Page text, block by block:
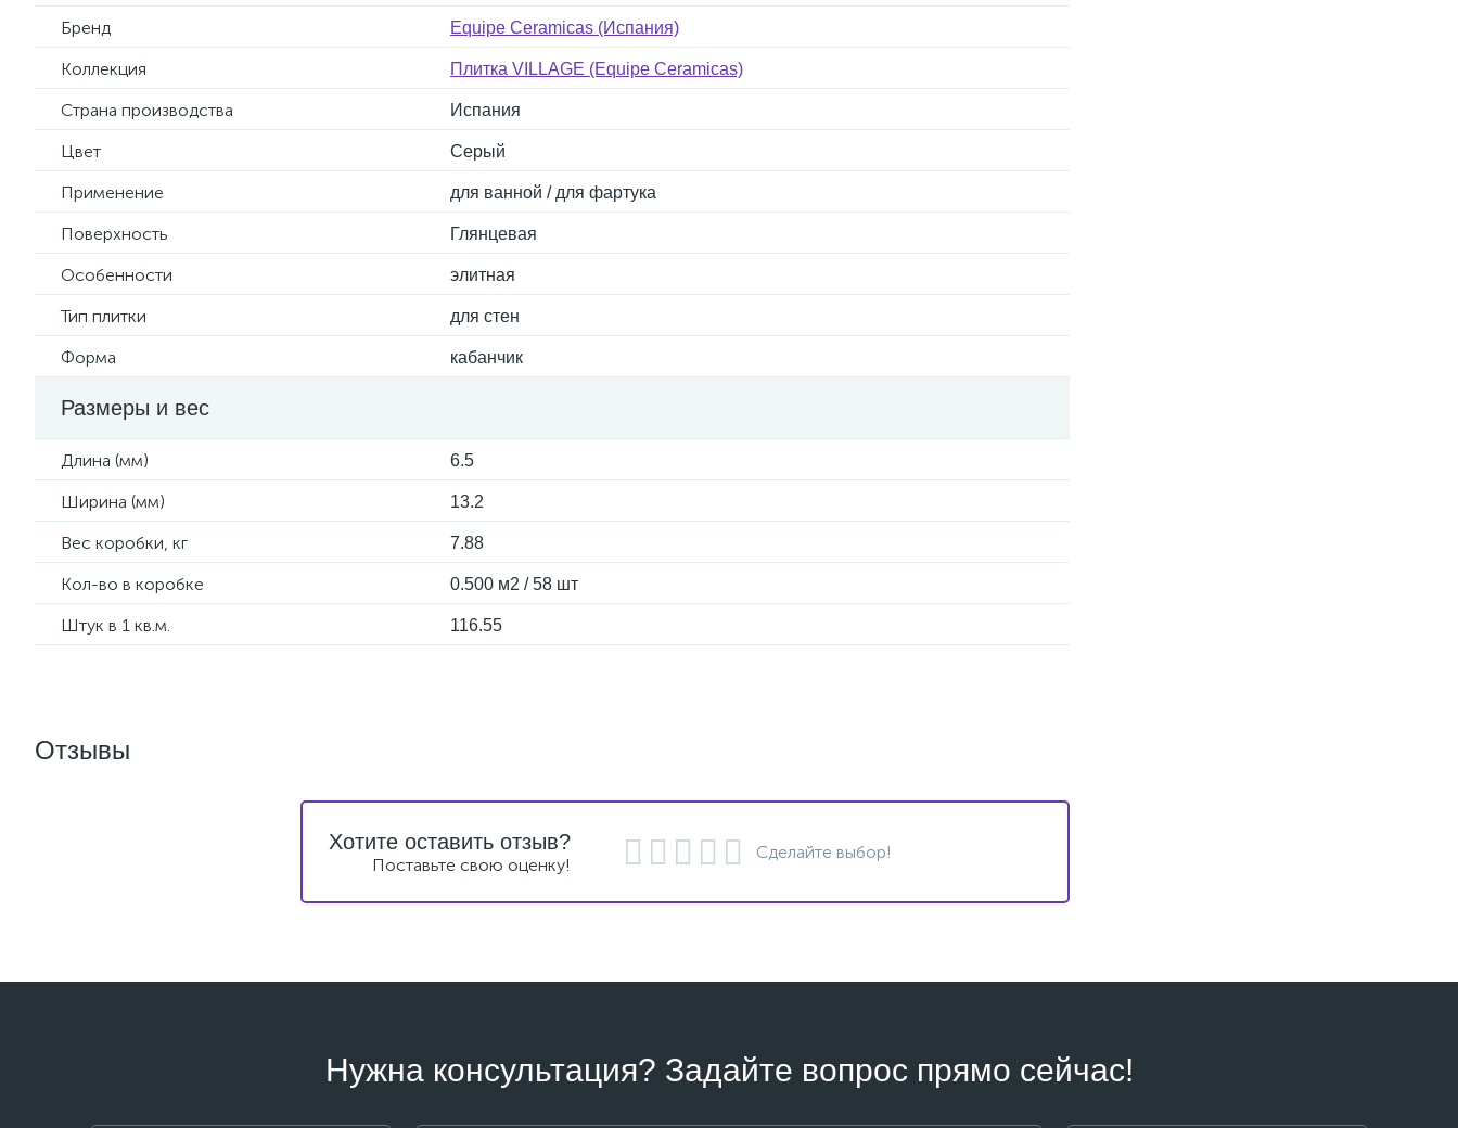
Бренд Equipe Ceramicas (Испания)
Коллекция Плитка VILLAGE (Equipe Ceramicas)
Страна производства Испания
Цвет Серый
Применение для ванной / для фартука
Поверхность Глянцевая
Особенности элитная
Тип плитки для стен
Форма кабанчик
Размеры и вес
Длина (мм) 6.5
Ширина (мм) 13.2
Вес коробки, кг 7.88
Кол-во в коробке 0.500 м2 / 58 шт
Штук в 1 кв.м. 116.55
Отзывы
Хотите оставить отзыв?
Поставьте свою оценку!
Сделайте выбор!
Нужна консультация? Задайте вопрос прямо сейчас!